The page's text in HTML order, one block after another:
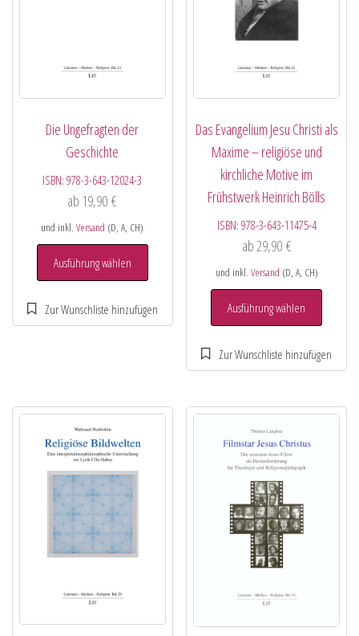
Die Ungefragten der
Geschichte
ISBN:978-3-643-12024-3
ab 19,90€
und inkl.Versand (D, A, CH)
Ausführung wählen
Das Evangelium Jesu Christi als
Maxime – religiöse und
kirchliche Motive im
Frühstwerk Heinrich Bölls
ISBN: 978-3-643-11475-4
ab29,90 €
und inkl. Versand (D, A, CH)
Ausführung wählen